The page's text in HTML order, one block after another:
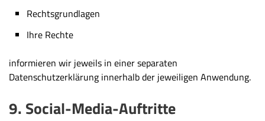
Rechtsgrundlagen
Ihre Rechte
informieren wir jeweils in einer separaten
Datenschutzerklärung innerhalb der jeweiligen Anwendung.
9. Social-Media-Auftritte